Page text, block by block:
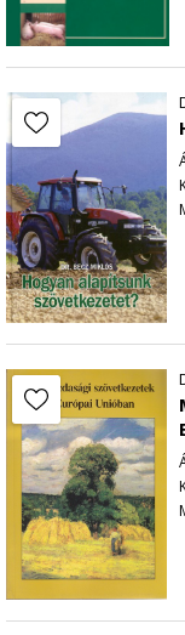
Puhatestűek 133
Algák 135
A tengerek
A fogyasztásra
Halászati övezetek
Halászati
Sósvízi
Edesvízi
Kagyló- és
Halgazdaságok a
Mit hoz a holnap?
6